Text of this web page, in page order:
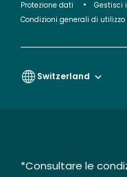
Protezione dati
Gestisci
Condizioni generali di utilizzo
Switzerland
*Consultare le